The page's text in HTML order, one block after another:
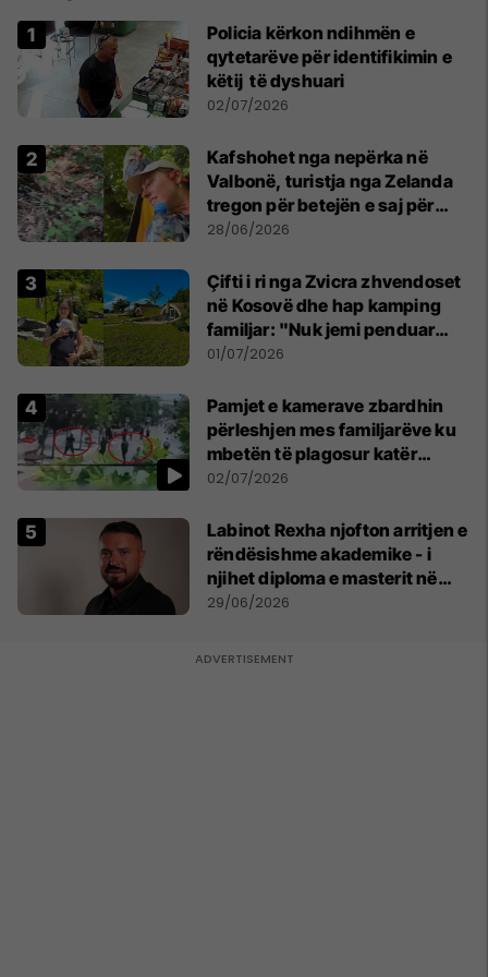
Policia kërkon ndihmën e
qytetarëve për identifikimin e
këtij të dyshuari
02/07/2026
Kafshohet nga nepërka në
Valbonë, turistja nga Zelanda
tregon për betejën e saj për
mbijetesë
28/06/2026
Çifti i ri nga Zvicra zhvendoset
në Kosovë dhe hap kamping
familjar: "Nuk jemi penduar
asnjë ditë"
01/07/2026
Pamjet e kamerave zbardhin
përleshjen mes familjarëve ku
mbetën të plagosur katër
persona
02/07/2026
Labinot Rexha njofton arritjen e
rëndësishme akademike - i
njihet diploma e masterit në
Psikologji në Zvicër
29/06/2026